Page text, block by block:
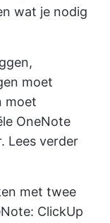
wat je nodig
moet
moet
OneNote
Lees verder
met twee
ClickUp